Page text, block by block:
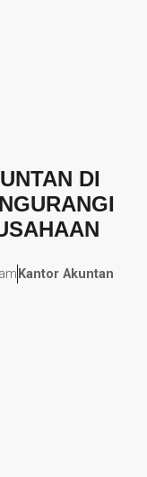
DI
Kantor Akuntan